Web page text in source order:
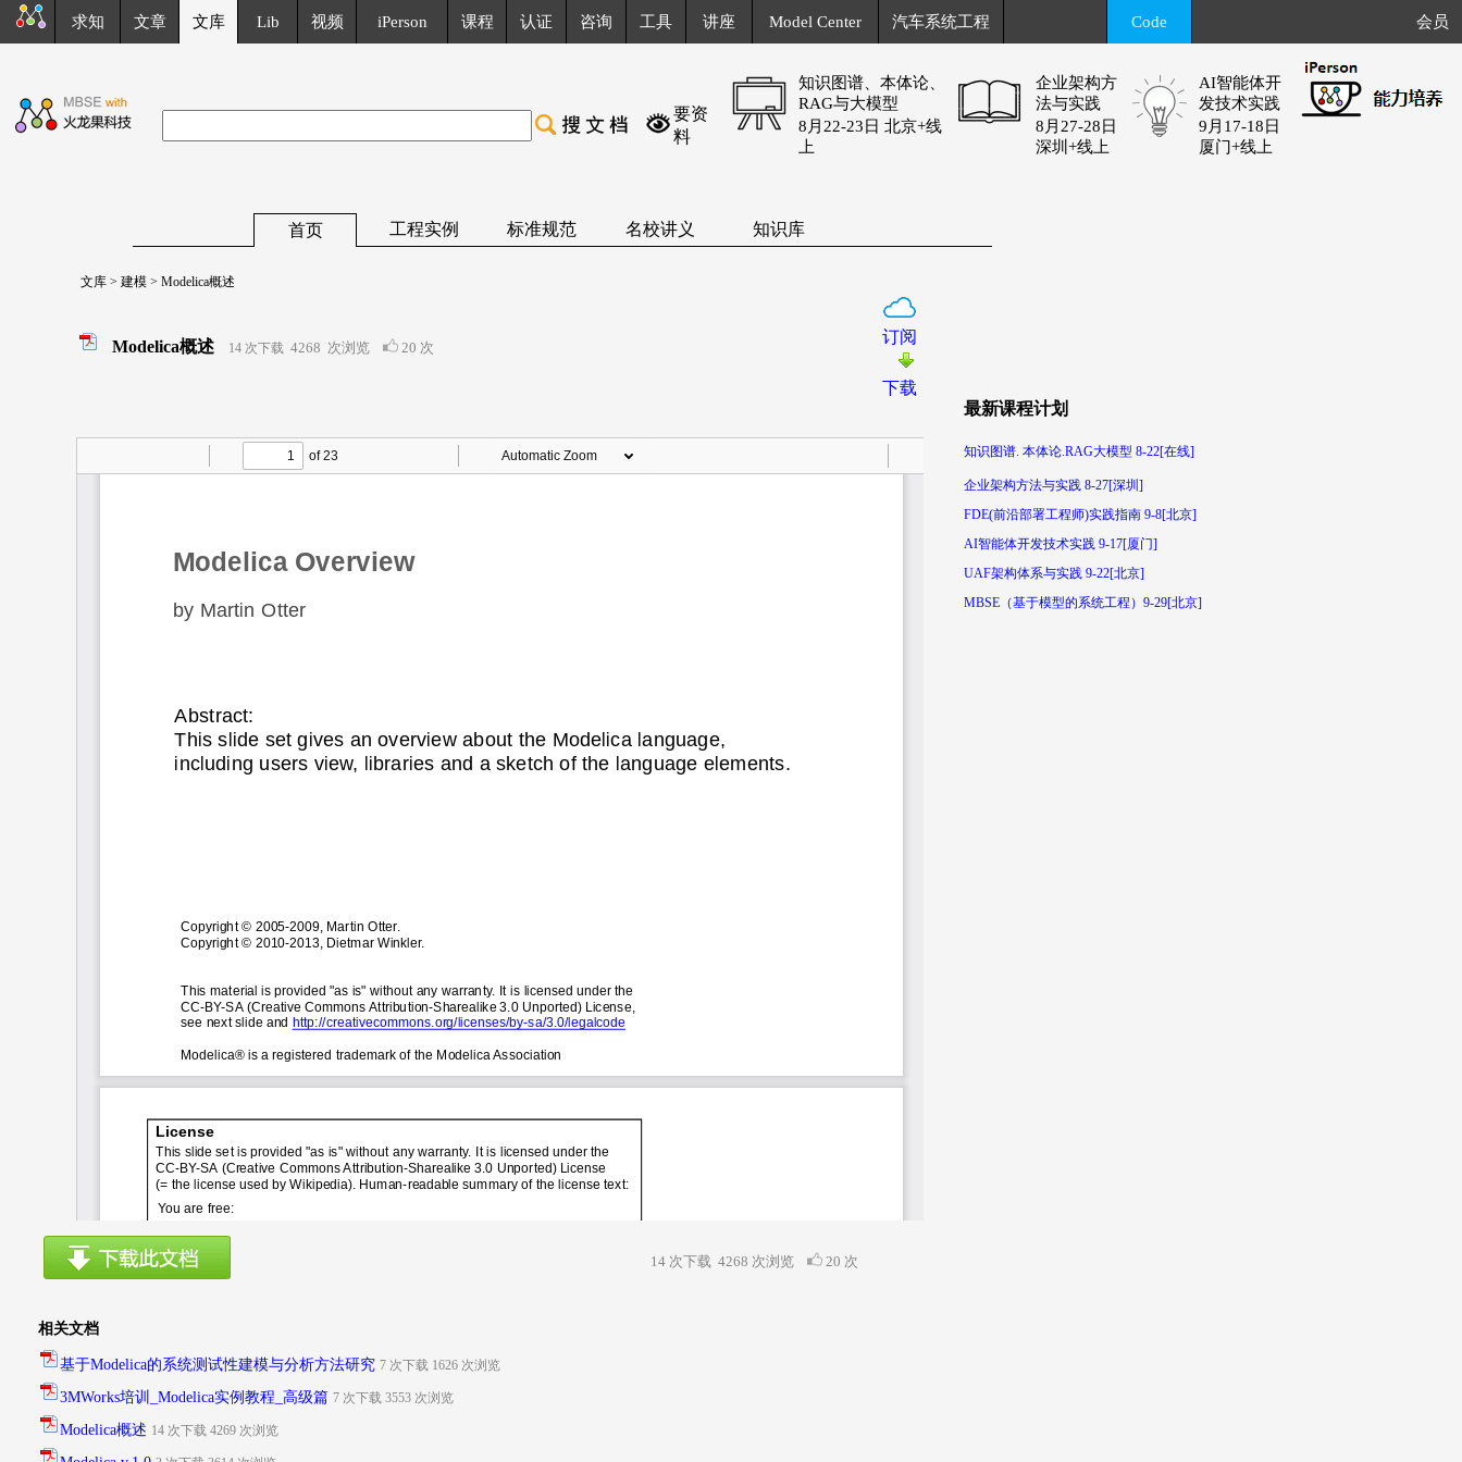
求知 文章 文库 Lib 视频 iPerson 课程 认证 咨询 工具 讲座 Model Center 汽车系统工程 Code 会员
要资
料
知识图谱、本体论、
RAG与大模型
8月22-23日 北京+线
上
企业架构方
法与实践
8月27-28日
深圳+线上
AI智能体开
发技术实践
9月17-18日
厦门+线上
首页 工程实例 标准规范 名校讲义 知识库
文库 > 建模 > Modelica概述
Modelica概述 14 次下载 4268 次浏览 20 次
订阅
下载
最新课程计划
知识图谱. 本体论.RAG大模型 8-22[在线]
企业架构方法与实践 8-27[深圳]
FDE(前沿部署工程师)实践指南 9-8[北京]
AI智能体开发技术实践 9-17[厦门]
UAF架构体系与实践 9-22[北京]
MBSE（基于模型的系统工程）9-29[北京]
14 次下载 4268 次浏览 20 次
相关文档
基于Modelica的系统测试性建模与分析方法研究 7 次下载 1626 次浏览
3MWorks培训_Modelica实例教程_高级篇 7 次下载 3553 次浏览
Modelica概述 14 次下载 4269 次浏览